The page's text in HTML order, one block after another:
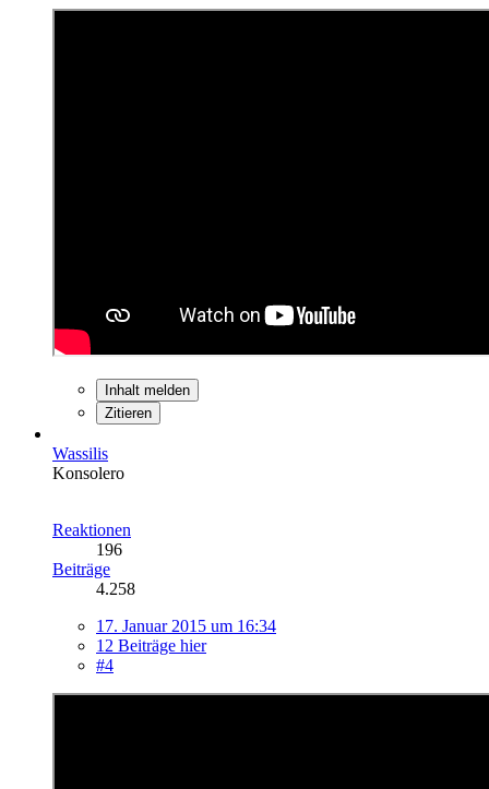
Inhalt melden
Zitieren
Wassilis
Konsolero
Reaktionen
196
Beiträge
4.258
17. Januar 2015 um 16:34
12 Beiträge hier
#4